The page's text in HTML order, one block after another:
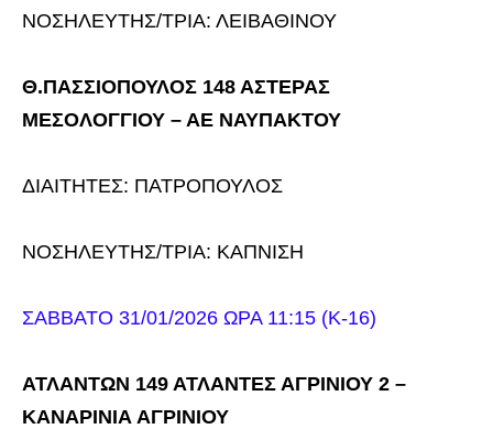
ΝΟΣΗΛΕΥΤΗΣ/ΤΡΙΑ: ΛΕΙΒΑΘΙΝΟΥ
Θ.ΠΑΣΣΙΟΠΟΥΛΟΣ 148 ΑΣΤΕΡΑΣ
ΜΕΣΟΛΟΓΓΙΟΥ – ΑΕ ΝΑΥΠΑΚΤΟΥ
ΔΙΑΙΤΗΤΕΣ: ΠΑΤΡΟΠΟΥΛΟΣ
ΝΟΣΗΛΕΥΤΗΣ/ΤΡΙΑ: ΚΑΠΝΙΣΗ
ΣΑΒΒΑΤΟ 31/01/2026 ΩΡΑ 11:15 (Κ-16)
ΑΤΛΑΝΤΩΝ 149 ΑΤΛΑΝΤΕΣ ΑΓΡΙΝΙΟΥ 2 –
ΚΑΝΑΡΙΝΙΑ ΑΓΡΙΝΙΟΥ